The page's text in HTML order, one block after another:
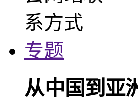
专题
从中国到亚